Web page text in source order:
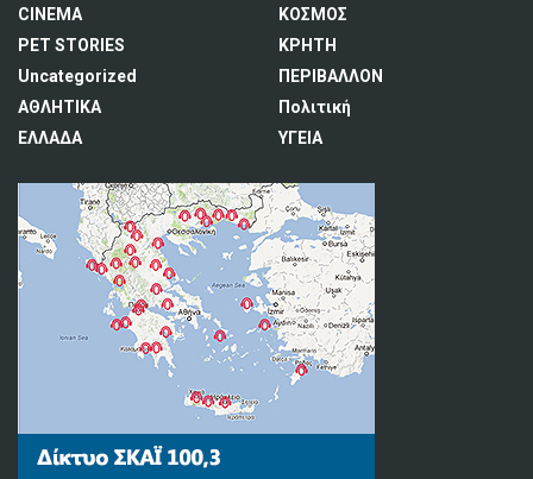
CINEMA
PET STORIES
Uncategorized
ΑΘΛΗΤΙΚΑ
ΕΛΛΑΔΑ
ΚΟΣΜΟΣ
ΚΡΗΤΗ
ΠΕΡΙΒΑΛΛΟΝ
Πολιτική
ΥΓΕΙΑ